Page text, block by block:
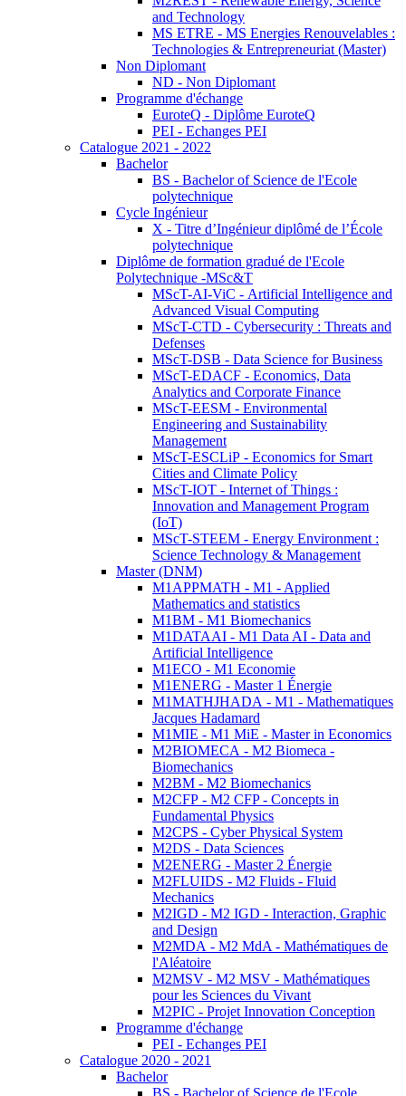
and Technology
MS ETRE - MS Energies Renouvelables :
Technologies & Entrepreneuriat (Master)
Non Diplomant
ND - Non Diplomant
Programme d'échange
EuroteQ - Diplôme EuroteQ
PEI - Echanges PEI
Catalogue 2021 - 2022
Bachelor
BS - Bachelor of Science de l'Ecole
polytechnique
Cycle Ingénieur
X - Titre d’Ingénieur diplômé de l’École
polytechnique
Diplôme de formation gradué de l'Ecole
Polytechnique -MSc&T
MScT-AI-ViC - Artificial Intelligence and
Advanced Visual Computing
MScT-CTD - Cybersecurity : Threats and
Defenses
MScT-DSB - Data Science for Business
MScT-EDACF - Economics, Data
Analytics and Corporate Finance
MScT-EESM - Environmental
Engineering and Sustainability
Management
MScT-ESCLiP - Economics for Smart
Cities and Climate Policy
MScT-IOT - Internet of Things :
Innovation and Management Program
(IoT)
MScT-STEEM - Energy Environment :
Science Technology & Management
Master (DNM)
M1APPMATH - M1 - Applied
Mathematics and statistics
M1BM - M1 Biomechanics
M1DATAAI - M1 Data AI - Data and
Artificial Intelligence
M1ECO - M1 Economie
M1ENERG - Master 1 Énergie
M1MATHJHADA - M1 - Mathematiques
Jacques Hadamard
M1MIE - M1 MiE - Master in Economics
M2BIOMECA - M2 Biomeca -
Biomechanics
M2BM - M2 Biomechanics
M2CFP - M2 CFP - Concepts in
Fundamental Physics
M2CPS - Cyber Physical System
M2DS - Data Sciences
M2ENERG - Master 2 Énergie
M2FLUIDS - M2 Fluids - Fluid
Mechanics
M2IGD - M2 IGD - Interaction, Graphic
and Design
M2MDA - M2 MdA - Mathématiques de
l'Aléatoire
M2MSV - M2 MSV - Mathématiques
pour les Sciences du Vivant
M2PIC - Projet Innovation Conception
Programme d'échange
PEI - Echanges PEI
Catalogue 2020 - 2021
Bachelor
BS - Bachelor of Science de l'Ecole